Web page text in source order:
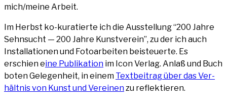
mich/meine Arbeit.
Im Herbst ko-kura­tier­te ich die Aus­stel­lung “200 Jah­re
Sehn­sucht — 200 Jah­re Kunst­ver­ein”, zu der ich auch
Instal­la­tio­nen und Foto­ar­bei­ten bei­steu­er­te. Es
erschien eine Publi­ka­ti­on im Icon Ver­lag. Anlaß und Buch
boten Gele­gen­heit, in einem Text­bei­trag über das Ver­
hält­nis von Kunst und Ver­ei­nenzu reflek­tie­ren.